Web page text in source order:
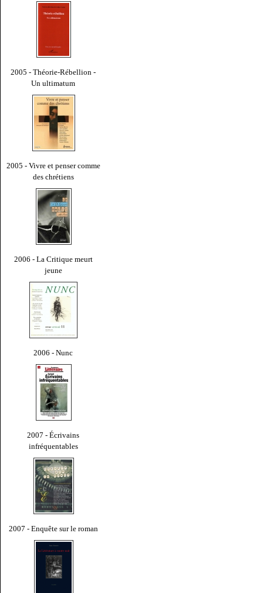
2005 - Théorie-Rébellion -
Un ultimatum
2005 - Vivre et penser comme
des chrétiens
2006 - La Critique meurt
jeune
2006 - Nunc
2007 - Écrivains
infréquentables
2007 - Enquête sur le roman